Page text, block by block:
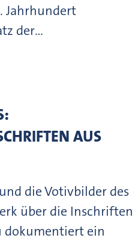
Jahrhundert
der…
AUS
die Votivbilder des
über die Inschriften
dokumentiert ein